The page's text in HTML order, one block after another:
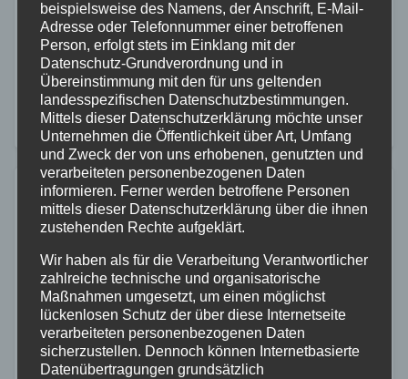
Seit den Nachmittagsstunden des 14.07.2026 wird
ein 89-jähriger Anwohner aus Seck vermisst. Mithilfe
von Feuerwehrleuten, Polizeikräften und einem
Polizeihubschrauber werden aktuell umfangreiche
Suchmaßnahmen im Bereich Seck und Umgebung
durchgeführt. Der…
beispielsweise des Namens, der Anschrift, E-Mail-
Adresse oder Telefonnummer einer betroffenen
Person, erfolgt stets im Einklang mit der
Datenschutz-Grundverordnung und in
Übereinstimmung mit den für uns geltenden
landesspezifischen Datenschutzbestimmungen.
Mittels dieser Datenschutzerklärung möchte unser
Unternehmen die Öffentlichkeit über Art, Umfang
und Zweck der von uns erhobenen, genutzten und
verarbeiteten personenbezogenen Daten
informieren. Ferner werden betroffene Personen
mittels dieser Datenschutzerklärung über die ihnen
zustehenden Rechte aufgeklärt.
Wir haben als für die Verarbeitung Verantwortlicher
zahlreiche technische und organisatorische
Maßnahmen umgesetzt, um einen möglichst
lückenlosen Schutz der über diese Internetseite
verarbeiteten personenbezogenen Daten
sicherzustellen. Dennoch können Internetbasierte
Datenübertragungen grundsätzlich